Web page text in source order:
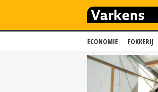
ECONOMIE FOKKERIJ